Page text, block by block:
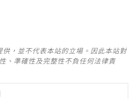
，並不代表本站的立場。因此本站對
、準確性及完整性不負任何法律責